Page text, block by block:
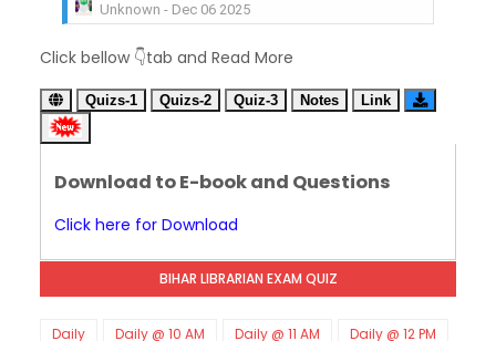
Unknown - Dec 06 2025
Unknown- Dec 05 2025
KVS Exam-Current Affairs Quiz (SET-3) in Hindi
Unknown-Dec 04 2025
KVS Librarian Model Quiz Test-07 in Hindi (प्रत्येक
KVS Exam-Current Affairs Quiz (SET-1) in Hindi
Unknown-Dec 02 2025
KVS Librarian Model Quiz Test-06 (Every
KVS Librarian Model Quiz Test-05 (Every
Click bellow 👇tab and Read More
Quizs-1 Quizs-2 Quiz-3 Notes Link
Download to E-book and Questions
Click here for Download
BIHAR LIBRARIAN EXAM QUIZ
Daily Daily @ 10 AM Daily @ 11 AM Daily @ 12 PM